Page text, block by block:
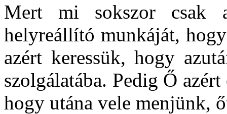
Mert mi sokszor csak
helyreállító munkáját,
azért keressük, hogy
szolgálatába. Pedig Ő
hogy utána vele menjünk,